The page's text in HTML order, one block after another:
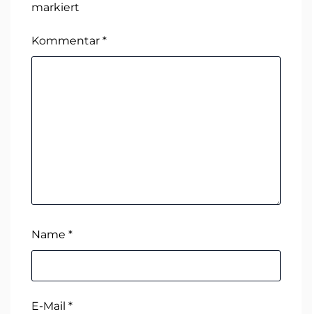
markiert
Kommentar *
Name *
E-Mail *